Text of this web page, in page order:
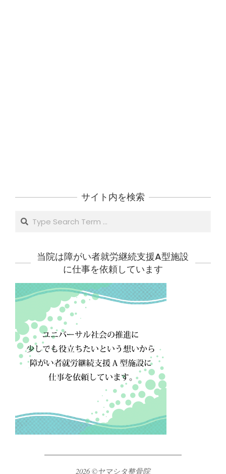
サイト内を検索
Search
当院は障がい者就労継続支援A型施設
に仕事を依頼しています
2026 ©ヤマシタ整骨院